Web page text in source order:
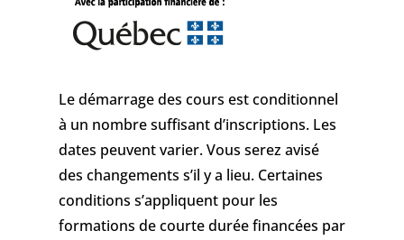
Le démarrage des cours est conditionnel
à un nombre suffisant d’inscriptions. Les
dates peuvent varier. Vous serez avisé
des changements s’il y a lieu. Certaines
conditions s’appliquent pour les
formations de courte durée financées par